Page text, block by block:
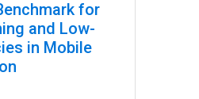
for
and Low-
in Mobile